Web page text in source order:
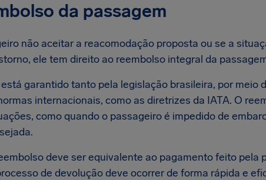
da passagem
não aceitar a reacomodação proposta ou se a
ele tem direito ao reembolso integral da
garantido tanto pela legislação brasileira, por meio
internacionais, como as diretrizes da IATA. O
como quando o passageiro é impedido de
deve ser equivalente ao pagamento feito pela
de devolução deve ocorrer de forma rápida e